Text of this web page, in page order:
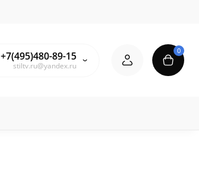
+7(495)480-89-15
stiltv.ru@yandex.ru
0